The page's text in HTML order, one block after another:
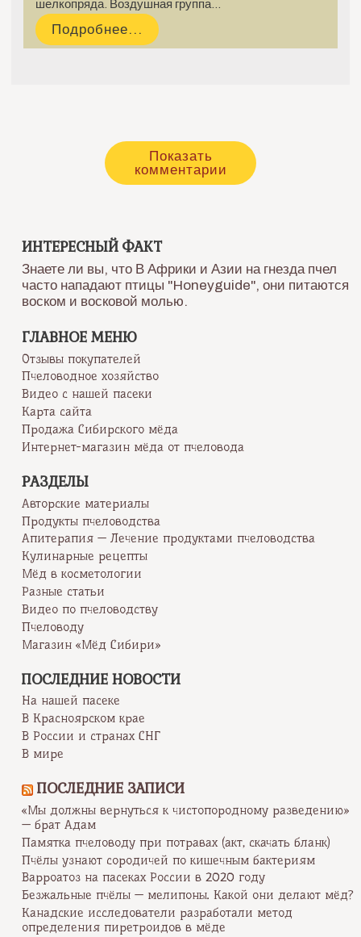
шелкопряда. Воздушная группа…
Подробнее...
Показать
комментарии
ИНТЕРЕСНЫЙ ФАКТ
Знаете ли вы, что В Африки и Азии на гнезда пчел
часто нападают птицы "Honeyguide", они питаются
воском и восковой молью.
ГЛАВНОЕ МЕНЮ
Отзывы покупателей
Пчеловодное хозяйство
Видео с нашей пасеки
Карта сайта
Продажа Сибирского мёда
Интернет-магазин мёда от пчеловода
РАЗДЕЛЫ
Авторские материалы
Продукты пчеловодства
Апитерапия — Лечение продуктами пчеловодства
Кулинарные рецепты
Мёд в косметологии
Разные статьи
Видео по пчеловодству
Пчеловоду
Магазин «Мёд Сибири»
ПОСЛЕДНИЕ НОВОСТИ
На нашей пасеке
В Красноярском крае
В России и странах СНГ
В мире
ПОСЛЕДНИЕ ЗАПИСИ
«Мы должны вернуться к чистопородному разведению»
— брат Адам
Памятка пчеловоду при потравах (акт, скачать бланк)
Пчёлы узнают сородичей по кишечным бактериям
Варроатоз на пасеках России в 2020 году
Безжальные пчёлы — мелипоны. Какой они делают мёд?
Канадские исследователи разработали метод
определения пиретроидов в мёде